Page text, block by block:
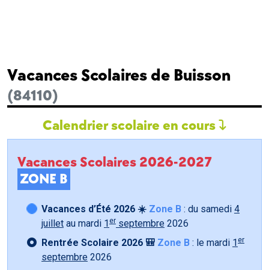
Vacances Scolaires de Buisson
(84110)
Calendrier scolaire en cours
Vacances Scolaires 2026-2027
ZONE B
Vacances d’Été 2026 ☀️ Zone B : du samedi 4
juillet au mardi 1 er septembre 2026
Rentrée Scolaire 2026 🎒 Zone B : le mardi 1 er
septembre 2026